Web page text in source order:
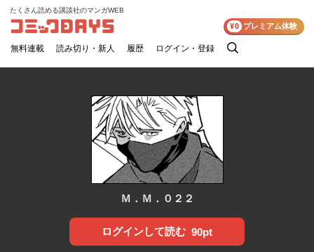
コミックDAYS
たくさん読める講談社のマンガWEB
無料連載 読み切り・新人 履歴 ログイン・登録
検
¥0 プレミアム体験
Ｍ．Ｍ．０２２
ログインして読む 90pt